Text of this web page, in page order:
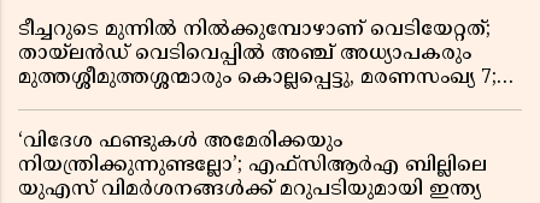
ടീച്ചറുടെ മുന്നിൽ നിൽക്കുമ്പോഴാണ് വെടിയേറ്റത്;
തായ്‌ലൻഡ് വെടിവെപ്പിൽ അഞ്ച് അധ്യാപകരും
മുത്തശ്ശീമുത്തശ്ശന്മാരും കൊല്ലപ്പെട്ടു, മരണസംഖ്യ 7;
‘വിദേശ ഫണ്ടുകൾ അമേരിക്കയും
നിയന്ത്രിക്കുന്നുണ്ടല്ലോ’; എഫ്സിആർഎ ബില്ലിലെ
യുഎസ് വിമർശനങ്ങൾക്ക് മറുപടിയുമായി ഇന്ത്യ